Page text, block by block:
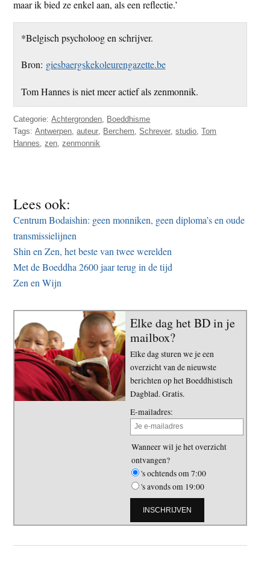
maar ik bied ze enkel aan, als een reflectie.’
*Belgisch psycholoog en schrijver.
Bron: giesbaergskekoleurengazette.be
Tom Hannes is niet meer actief als zenmonnik.
Categorie:Achtergronden, Boeddhisme
Tags:Antwerpen,auteur, Berchem,Schrever,studio,Tom
Hannes,zen,zenmonnik
Lees ook:
Centrum Bodaishin: geen monniken, geen diploma’s en oude
transmissielijnen
Shin en Zen, het beste van twee werelden
Met de Boeddha 2600 jaar terug in de tijd
Zen en Wijn
Elke dag het BD in je
mailbox?
Elke dag sturen we je een
overzicht van de nieuwste
berichten op het Boeddhistisch
Dagblad. Gratis.
E-mailadres:
Wanneer wil je het overzicht
ontvangen?
's ochtends om 7:00
's avonds om 19:00